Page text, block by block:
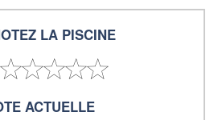
LA PISCINE
ACTUELLE